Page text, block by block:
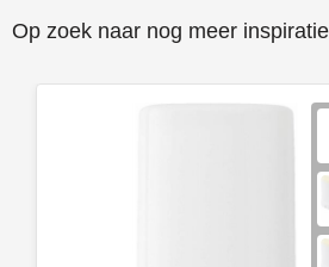
Op zoek naar nog meer